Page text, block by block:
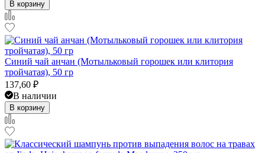
В корзину
Синий чай анчан (Мотыльковый горошек или клитория
тройчатая), 50 гр
137,60 ₽
В наличии
В корзину